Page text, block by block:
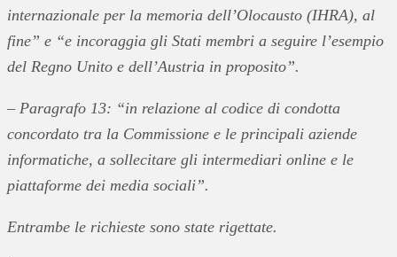
internazionale per la memoria dell’Olocausto (IHRA), al
fine” e “e incoraggia gli Stati membri a seguire l’esempio
del Regno Unito e dell’Austria in proposito”.
– Paragrafo 13: “in relazione al codice di condotta
concordato tra la Commissione e le principali aziende
informatiche, a sollecitare gli intermediari online e le
piattaforme dei media sociali”.
Entrambe le richieste sono state rigettate.